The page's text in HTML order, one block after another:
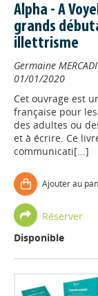
Alpha - A
grands
illettrisme
Germaine
01/01/2020
Cet ouvrage est
française pour
des adultes ou
et à écrire. Ce
communicati[...]
Ajouter au
Réserver
Disponible